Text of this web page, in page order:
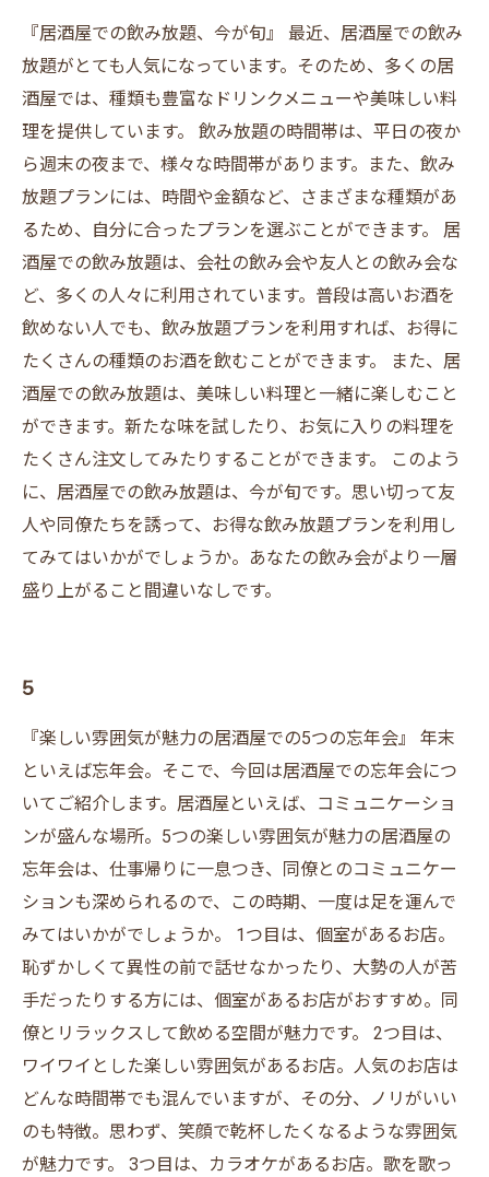
『居酒屋での飲み放題、今が旬』 最近、居酒屋での飲み
放題がとても人気になっています。そのため、多くの居
酒屋では、種類も豊富なドリンクメニューや美味しい料
理を提供しています。 飲み放題の時間帯は、平日の夜か
ら週末の夜まで、様々な時間帯があります。また、飲み
放題プランには、時間や金額など、さまざまな種類があ
るため、自分に合ったプランを選ぶことができます。 居
酒屋での飲み放題は、会社の飲み会や友人との飲み会な
ど、多くの人々に利用されています。普段は高いお酒を
飲めない人でも、飲み放題プランを利用すれば、お得に
たくさんの種類のお酒を飲むことができます。 また、居
酒屋での飲み放題は、美味しい料理と一緒に楽しむこと
ができます。新たな味を試したり、お気に入りの料理を
たくさん注文してみたりすることができます。 このよう
に、居酒屋での飲み放題は、今が旬です。思い切って友
人や同僚たちを誘って、お得な飲み放題プランを利用し
てみてはいかがでしょうか。あなたの飲み会がより一層
盛り上がること間違いなしです。
5
『楽しい雰囲気が魅力の居酒屋での5つの忘年会』 年末
といえば忘年会。そこで、今回は居酒屋での忘年会につ
いてご紹介します。居酒屋といえば、コミュニケーショ
ンが盛んな場所。5つの楽しい雰囲気が魅力の居酒屋の
忘年会は、仕事帰りに一息つき、同僚とのコミュニケー
ションも深められるので、この時期、一度は足を運んで
みてはいかがでしょうか。 1つ目は、個室があるお店。
恥ずかしくて異性の前で話せなかったり、大勢の人が苦
手だったりする方には、個室があるお店がおすすめ。同
僚とリラックスして飲める空間が魅力です。 2つ目は、
ワイワイとした楽しい雰囲気があるお店。人気のお店は
どんな時間帯でも混んでいますが、その分、ノリがいい
のも特徴。思わず、笑顔で乾杯したくなるような雰囲気
が魅力です。 3つ目は、カラオケがあるお店。歌を歌っ